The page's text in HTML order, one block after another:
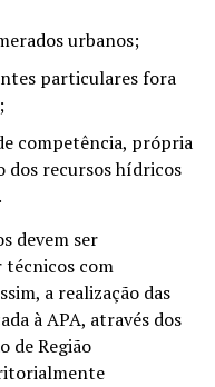
urbanos;
particulares fora
competência, própria
dos recursos hídricos
devem ser
técnicos com
a realização das
à APA, através dos
de Região